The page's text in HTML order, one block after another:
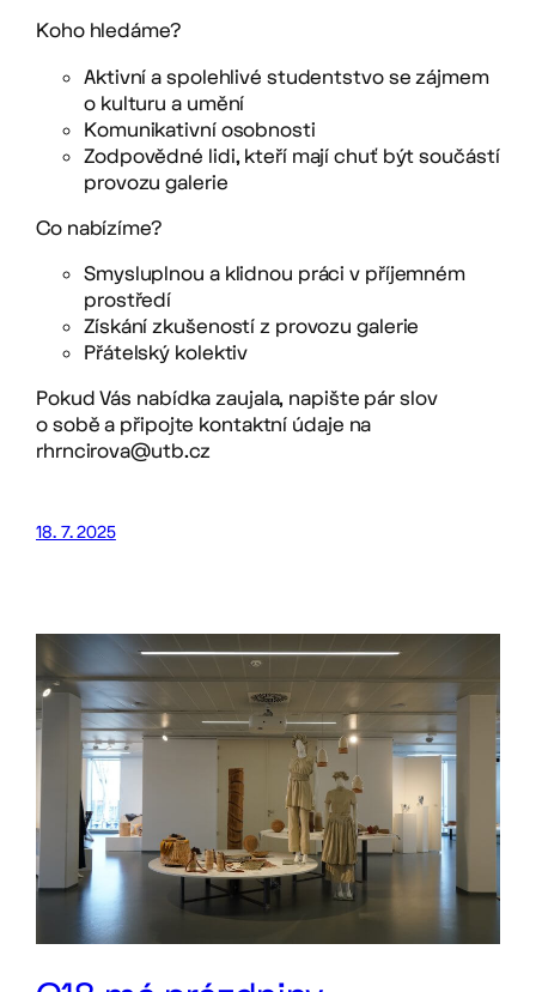
Koho hledáme?
Aktivní a spolehlivé studentstvo se zájmem
o kulturu a umění
Komunikativní osobnosti
Zodpovědné lidi, kteří mají chuť být součástí
provozu galerie
Co nabízíme?
Smysluplnou a klidnou práci v příjemném
prostředí
Získání zkušeností z provozu galerie
Přátelský kolektiv
Pokud Vás nabídka zaujala, napište pár slov
o sobě a připojte kontaktní údaje na
rhrncirova@utb.cz
18. 7. 2025